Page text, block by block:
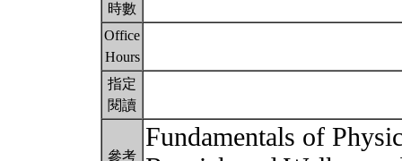
時數
Office
Hours
指定
閱讀
參考
Fundamentals of